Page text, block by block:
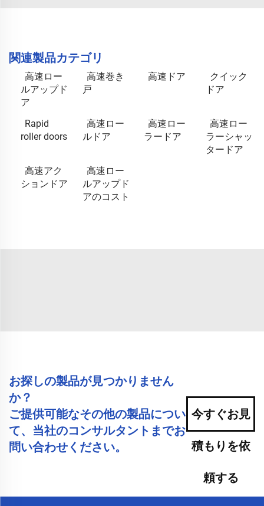
関連製品カテゴリ
高速ロー
ルアップド
ア
高速巻き
戸
高速ドア
クイック
ドア
Rapid
roller doors
高速ロー
ルドア
高速ロー
ラードア
高速ロー
ラーシャッ
タードア
高速アク
ションドア
高速ロー
ルアップド
アのコスト
お探しの製品が見つかりません
か？
ご提供可能なその他の製品につい
て、当社のコンサルタントまでお
問い合わせください。
今すぐお見
積もりを依
頼する